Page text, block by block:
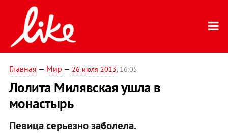
Главная — Мир — 26 июля 2013, 16:05
Лолита Милявская ушла в
монастырь
Певица серьезно заболела.